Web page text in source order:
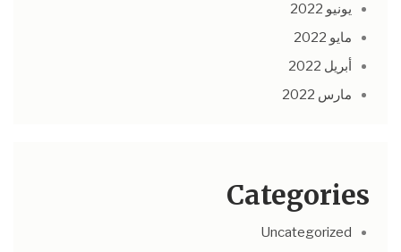
يونيو 2022
مايو 2022
أبريل 2022
مارس 2022
Categories
Uncategorized